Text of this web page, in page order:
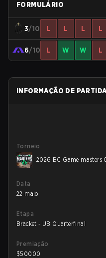
FORMULÁRIO
3/10 L L L L
6/10 L W W L
INFORMAÇÃO DE PARTIDA
Torneio
2026 BC Game masters
Data
22 maio
Etapa
Bracket - UB Quarterfinal
Premiação
$50000